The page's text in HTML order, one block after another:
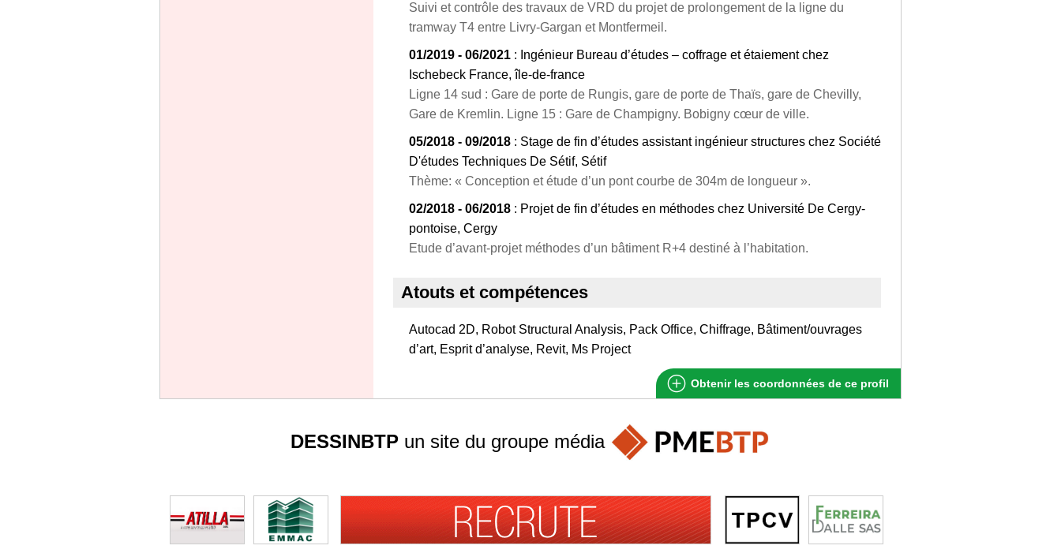
Suivi et contrôle des travaux de VRD du projet de prolongement de la ligne du
tramway T4 entre Livry-Gargan et Montfermeil.
01/2019 - 06/2021 : Ingénieur Bureau d’études – coffrage et étaiement chez
Ischebeck France, île-de-france
Ligne 14 sud : Gare de porte de Rungis, gare de porte de Thaïs, gare de Chevilly,
Gare de Kremlin. Ligne 15 : Gare de Champigny. Bobigny cœur de ville.
05/2018 - 09/2018 : Stage de fin d’études assistant ingénieur structures chez Société
D'études Techniques De Sétif, Sétif
Thème: « Conception et étude d’un pont courbe de 304m de longueur ».
02/2018 - 06/2018 : Projet de fin d’études en méthodes chez Université De Cergy-
pontoise, Cergy
Etude d’avant-projet méthodes d’un bâtiment R+4 destiné à l’habitation.
Atouts et compétences
Autocad 2D, Robot Structural Analysis, Pack Office, Chiffrage, Bâtiment/ouvrages
d’art, Esprit d’analyse, Revit, Ms Project
Obtenir les coordonnées de ce profil
DESSINBTP un site du groupe média